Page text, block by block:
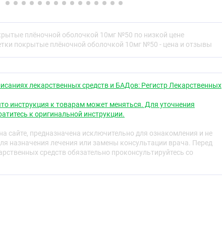
оболочкой 10 мг:светло-оранжевые,
таблетки, покрытые плёночной оболочкой, с
группа
плёночной оболочкой 10мг №50 по низкой цене
покрытые плёночной оболочкой 10мг №50 - цена и отзывы
лекарственных средств и БАДов: Регистр Лекарственных
инструкция к товарам может меняться. Для уточнения
к оригинальной инструкции.
сайте, предназначена исключительно для ознакомления и не
назначения лечения или замены консультации врача. Перед
средств обязательно проконсультируйтесь со